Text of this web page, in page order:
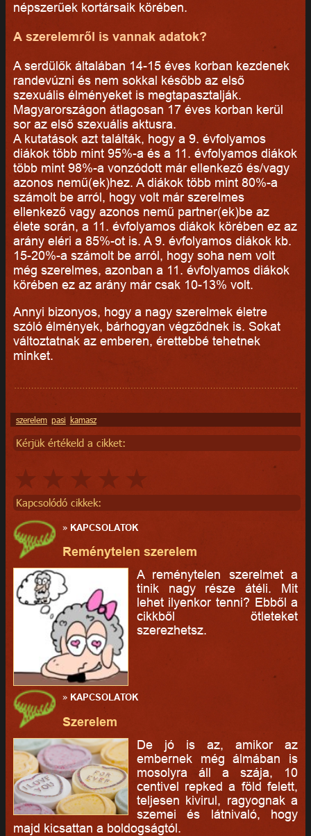
népszerűek kortársaik körében.
A szerelemről is vannak adatok?
A serdülők általában 14-15 éves korban kezdenek
randevúzni és nem sokkal később az első
szexuális élményeket is megtapasztalják.
Magyarországon átlagosan 17 éves korban kerül
sor az első szexuális aktusra.
A kutatások azt találták, hogy a 9. évfolyamos
diákok több mint 95%-a és a 11. évfolyamos diákok
több mint 98%-a vonzódott már ellenkező és/vagy
azonos nemű(ek)hez. A diákok több mint 80%-a
számolt be arról, hogy volt már szerelmes
ellenkező vagy azonos nemű partner(ek)be az
élete során, a 11. évfolyamos diákok körében ez az
arány eléri a 85%-ot is. A 9. évfolyamos diákok kb.
15-20%-a számolt be arról, hogy soha nem volt
még szerelmes, azonban a 11. évfolyamos diákok
körében ez az arány már csak 10-13% volt.
Annyi bizonyos, hogy a nagy szerelmek életre
szóló élmények, bárhogyan végződnek is. Sokat
változtatnak az emberen, érettebbé tehetnek
minket.
szerelem pasi kamasz
Kérjük értékeld a cikket:
Kapcsolódó cikkek:
» KAPCSOLATOK
Reménytelen szerelem
A reménytelen szerelmet a
tinik nagy része átéli. Mit
lehet ilyenkor tenni? Ebből a
cikkből ötleteket
szerezhetsz.
» KAPCSOLATOK
Szerelem
De jó is az, amikor az
embernek még álmában is
mosolyra áll a szája, 10
centivel repked a föld felett,
teljesen kivirul, ragyognak a
szemei és látnivaló, hogy
majd kicsattan a boldogságtól.